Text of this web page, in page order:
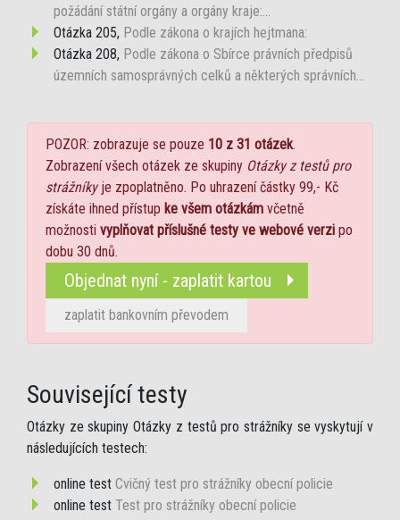
požádání státní orgány a orgány kraje:...
Otázka 205, Podle zákona o krajích hejtmana:
Otázka 208, Podle zákona o Sbírce právních předpisů
územních samosprávných celků a některých správních...
POZOR: zobrazuje se pouze 10 z 31 otázek.
Zobrazení všech otázek ze skupiny Otázky z testů pro
strážníkyje zpoplatněno. Po uhrazení částky 99,- Kč
získáte ihned přístup ke všem otázkám včetně
možnosti vyplňovat příslušné testy ve webové verzi po
dobu 30 dnů.
Objednat nyní - zaplatit kartou
zaplatit bankovním převodem
Související testy
Otázky ze skupiny Otázky z testů pro strážníky se vyskytují v
následujících testech:
online test Cvičný test pro strážníky obecní policie
online test Test pro strážníky obecní policie